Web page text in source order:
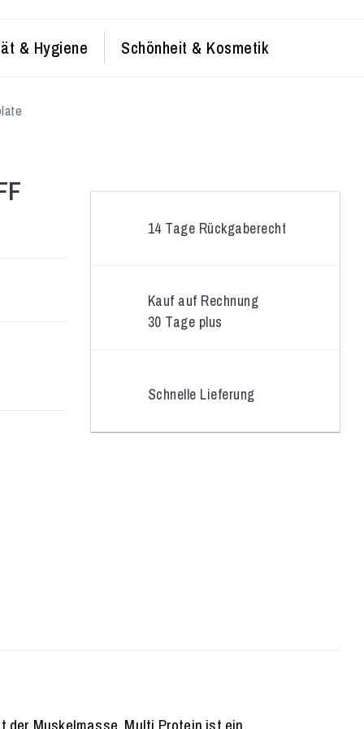
& Hygiene Schönheit & Kosmetik
14 Tage Rückgaberecht
Kauf auf Rechnung
30 Tage plus
Schnelle Lieferung